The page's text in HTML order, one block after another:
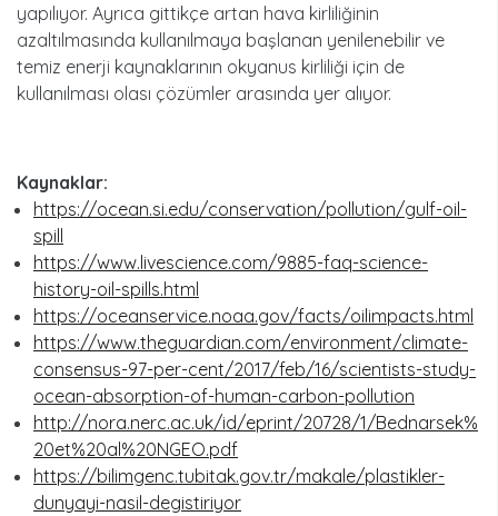
yapılıyor. Ayrıca gittikçe artan hava kirliliğinin
azaltılmasında kullanılmaya başlanan yenilenebilir ve
temiz enerji kaynaklarının okyanus kirliliği için de
kullanılması olası çözümler arasında yer alıyor.
Kaynaklar:
https://ocean.si.edu/conservation/pollution/gulf-oil-
spill
https://www.livescience.com/9885-faq-science-
history-oil-spills.html
https://oceanservice.noaa.gov/facts/oilimpacts.html
https://www.theguardian.com/environment/climate-
consensus-97-per-cent/2017/feb/16/scientists-study-
ocean-absorption-of-human-carbon-pollution
http://nora.nerc.ac.uk/id/eprint/20728/1/Bednarsek%
20et%20al%20NGEO.pdf
https://bilimgenc.tubitak.gov.tr/makale/plastikler-
dunyayi-nasil-degistiriyor